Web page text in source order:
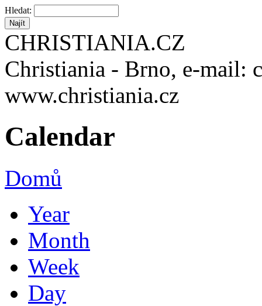
Hledat:
CHRISTIANIA.CZ
Christiania - Brno, e-mail:
www.christiania.cz
Calendar
Domů
Year
Month
Week
Day